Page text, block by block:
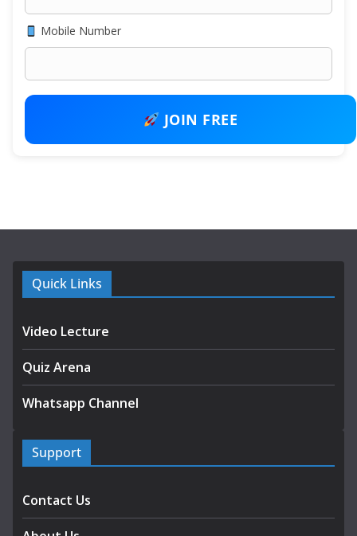
Mobile Number
JOIN FREE
Quick Links
Video Lecture
Quiz Arena
Whatsapp Channel
Support
Contact Us